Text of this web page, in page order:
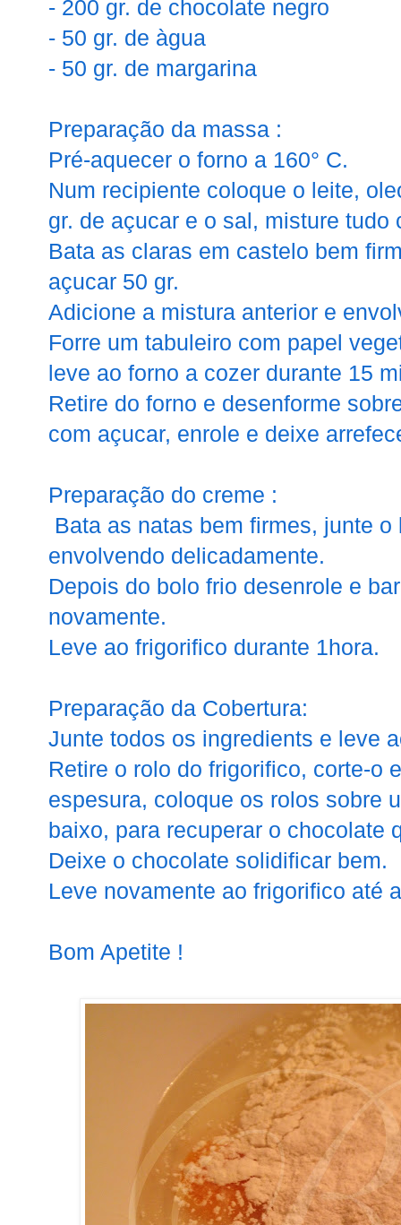
- 200 gr. de chocolate negro
- 50 gr. de àgua
- 50 gr. de margarina
Preparação da massa :
Pré-aquecer o forno a 160° C.
Num recipiente coloque o leite,
gr. de açucar e o sal, misture tudo
Bata as claras em castelo bem
açucar 50 gr.
Adicione a mistura anterior e
Forre um tabuleiro com papel
leve ao forno a cozer durante 15
Retire do forno e desenforme
com açucar, enrole e deixe
Preparação do creme :
Bata as natas bem firmes, junte
envolvendo delicadamente.
Depois do bolo frio desenrole e
novamente.
Leve ao frigorifico durante 1hora.
Preparação da Cobertura:
Junte todos os ingredients e leve
Retire o rolo do frigorifico, corte-o
espesura, coloque os rolos sobre
baixo, para recuperar o chocolate
Deixe o chocolate solidificar bem.
Leve novamente ao frigorifico até
Bom Apetite !